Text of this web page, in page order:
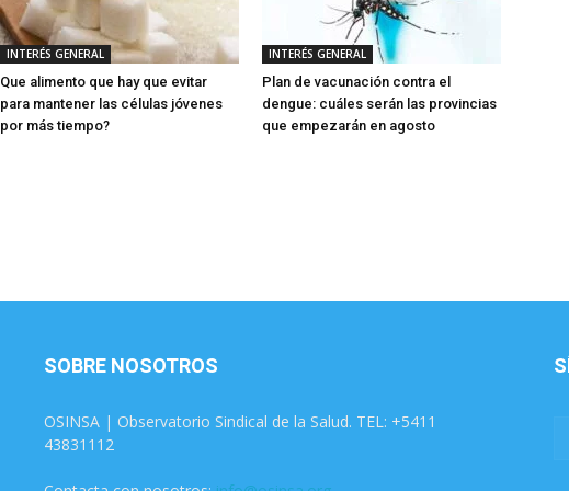
INTERÉS GENERAL
Que alimento que hay que evitar
para mantener las células jóvenes
por más tiempo?
INTERÉS GENERAL
Plan de vacunación contra el
dengue: cuáles serán las provincias
que empezarán en agosto
SOBRE NOSOTROS
OSINSA | Observatorio Sindical de la Salud. TEL: +5411
43831112